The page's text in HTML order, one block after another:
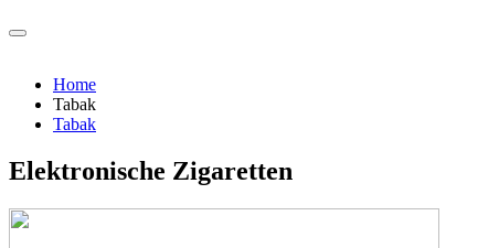
Home
Tabak
Tabak
Elektronische Zigaretten